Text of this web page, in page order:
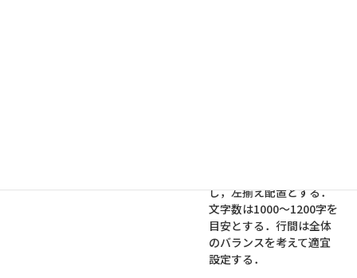
し，左揃え配置とする．
文字数は1000～1200字を
目安とする．行間は全体
のバランスを考えて適宜
設定する．